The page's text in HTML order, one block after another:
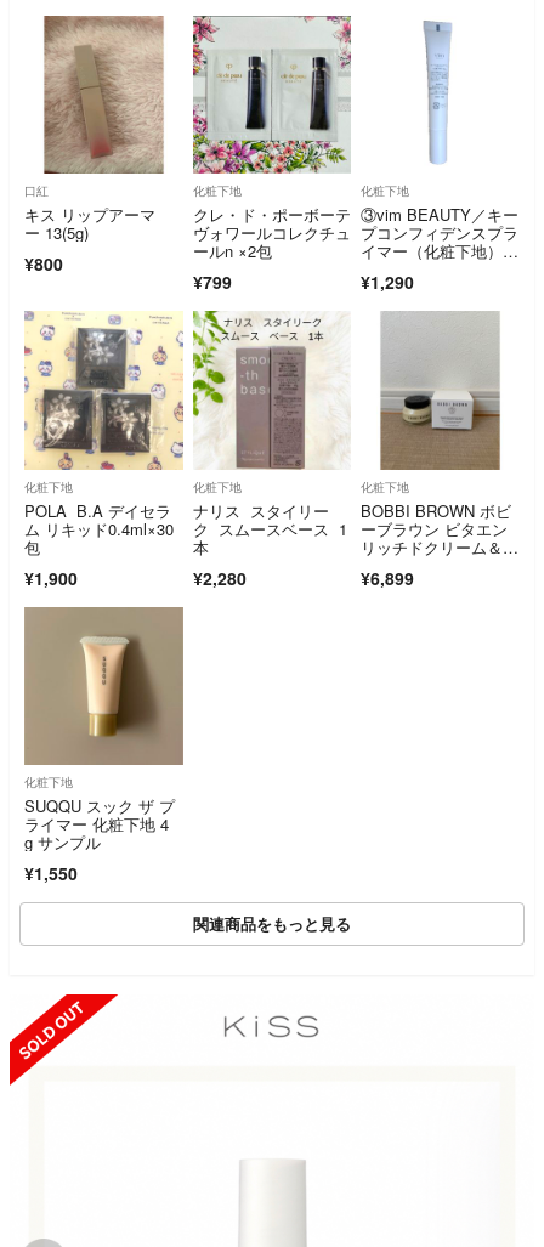
口紅
キス リップアーマ
ー 13(5g)
¥800
化粧下地
クレ・ド・ポーボーテ
ヴォワールコレクチュ
ールn ×2包
¥799
化粧下地
③vim BEAUTY／キー
プコンフィデンスプラ
イマー（化粧下地）2
¥1,290
化粧下地
POLA B.A デイセラ
ム リキッド0.4ml×30
包
¥1,900
化粧下地
ナリス スタイリー
ク スムースベース 1
本
¥2,280
化粧下地
BOBBI BROWN ボビ
ーブラウン ビタエン
リッチドクリーム＆フ
ス 保湿クリーム 化粧
¥6,899
化粧下地
SUQQU スック ザ プ
ライマー 化粧下地 4
g サンプル
¥1,550
関連商品をもっと見る